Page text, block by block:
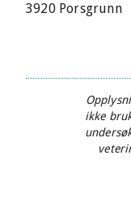
3920 Porsgrunn
ikke